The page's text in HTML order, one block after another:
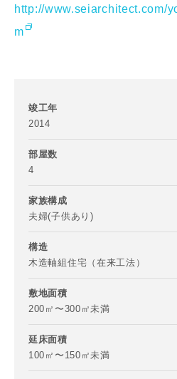
http://www.seiarchitect.com/
m
竣工年
2014
部屋数
4
家族構成
夫婦(子供あり)
構造
木造軸組住宅（在来工法）
敷地面積
200㎡〜300㎡未満
延床面積
100㎡〜150㎡未満
お名前
メールアドレス
ご住所
郵便番号